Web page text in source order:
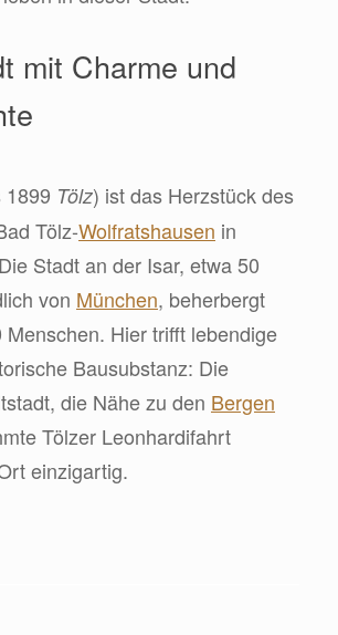
mit Charme und
1899 Tölz) ist das Herzstück des
Tölz-Wolfratshausen in
Stadt an der Isar, etwa 50
von München, beherbergt
Menschen. Hier trifft lebendige
Bausubstanz: Die
die Nähe zu den Bergen
Tölzer Leonhardifahrt
einzigartig.